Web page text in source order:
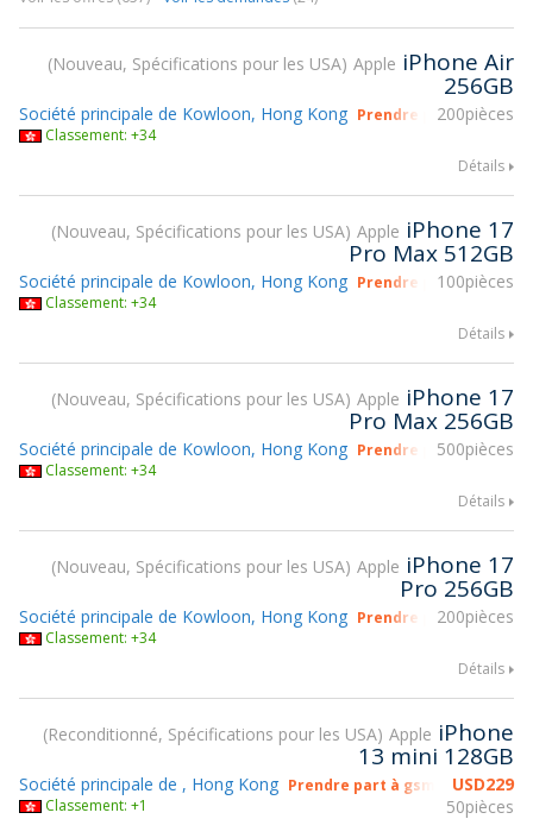
Nouveau, Spécifications pour les USA Apple iPhone Air
256GB
200pièces
Société principale de Kowloon, Hong Kong Prendre part à gsmX
Classement: +34
Détails
Nouveau, Spécifications pour les USA Apple iPhone 17
Pro Max 512GB
100pièces
Société principale de Kowloon, Hong Kong Prendre part à gsmX
Classement: +34
Détails
Nouveau, Spécifications pour les USA Apple iPhone 17
Pro Max 256GB
500pièces
Société principale de Kowloon, Hong Kong Prendre part à gsmX
Classement: +34
Détails
Nouveau, Spécifications pour les USA Apple iPhone 17
Pro 256GB
200pièces
Société principale de Kowloon, Hong Kong Prendre part à gsmX
Classement: +34
Détails
Reconditionné, Spécifications pour les USA Apple iPhone
13 mini 128GB
USD229
50pièces
Société principale de , Hong Kong Prendre part à gsmX Hong Kong
Classement: +1